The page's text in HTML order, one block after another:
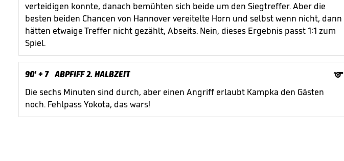
verteidigen konnte, danach bemühten sich beide um den Siegtreffer. Aber die
besten beiden Chancen von Hannover vereitelte Horn und selbst wenn nicht, dann
hätten etwaige Treffer nicht gezählt, Abseits. Nein, dieses Ergebnis passt 1:1 zum
Spiel.
90'+ 7 ABPFIFF 2. HALBZEIT

Die sechs Minuten sind durch, aber einen Angriff erlaubt Kampka den Gästen
noch. Fehlpass Yokota, das wars!